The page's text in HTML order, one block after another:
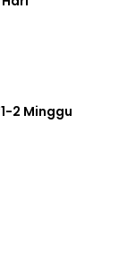
2 Minggu